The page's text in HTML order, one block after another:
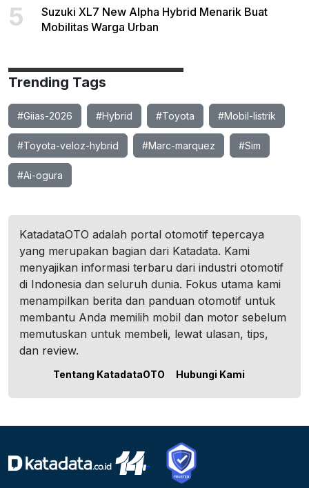
5
Suzuki XL7 New Alpha Hybrid Menarik Buat
Mobilitas Warga Urban
Trending Tags
#Giias-2026 #Hybrid #Toyota #Mobil-listrik
#Toyota-veloz-hybrid #Marc-marquez #Sim
#Ai-ogura
KatadataOTO adalah portal otomotif tepercaya
yang merupakan bagian dari Katadata. Kami
menyajikan informasi terbaru dari industri otomotif
di Indonesia dan seluruh dunia. Fokus utama kami
menampilkan berita dan panduan otomotif untuk
membantu Anda memilih mobil dan motor sebelum
memutuskan untuk membeli, lewat ulasan, tips,
dan review.
Tentang KatadataOTO Hubungi Kami